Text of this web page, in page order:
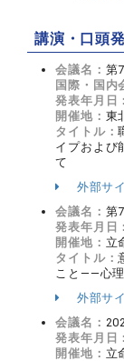
講演・口頭
会議名： 第
国際・国内
発表年月日
開催地： 東
タイトル：
イプおよび
て
外部サ
会議名： 第
発表年月日
開催地： 立
タイトル：
こと—―心
外部サ
会議名：
発表年月日
開催地： 立